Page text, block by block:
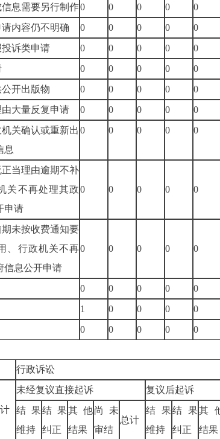
信息需要另行制作0 0 0 0
0
内容仍不明确
0 0 0 0 0
诉类申请 0 0 0 0
0
0 0 0 0
0
开出版物
0 0 0 0
0
大量反复申请
0 0 0 0
0
关确认或重新出
息
0 0 0 0 0
正当理由逾期不补
关不再处理其政
申请
0 0 0 0 0
期未按收费通知要
、行政机关不再
信息公开申请
0 0 0 0 0
0 0 0 0
0
1 0 0 0
0
0 0 0 0
0
行政诉讼
未经复议直接起诉
复议后起诉
结果
维持
结果
纠正
其他
结果
尚未
审结
总计
结果
维持
结果
纠正
其
结果